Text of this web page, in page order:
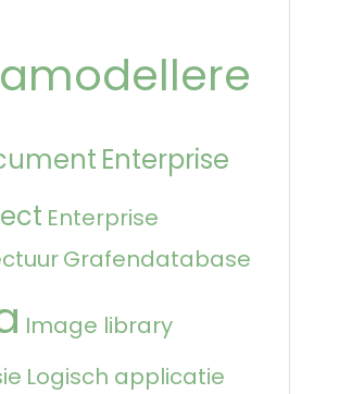
Enterprise
Enterprise
Grafendatabase
Image library
Logisch applicatie